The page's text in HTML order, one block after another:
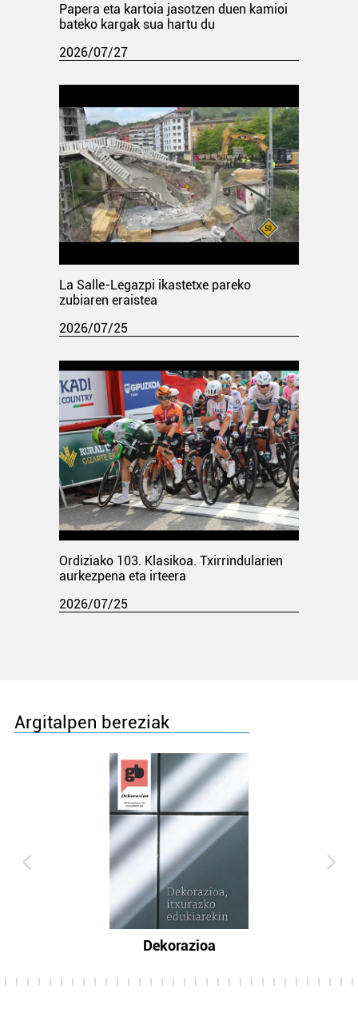
Papera eta kartoia jasotzen duen kamioi
bateko kargak sua hartu du
2026/07/27
La Salle-Legazpi ikastetxe pareko
zubiaren eraistea
2026/07/25
Ordiziako 103. Klasikoa. Txirrindularien
aurkezpena eta irteera
2026/07/25
Argitalpen bereziak
Dekorazioa